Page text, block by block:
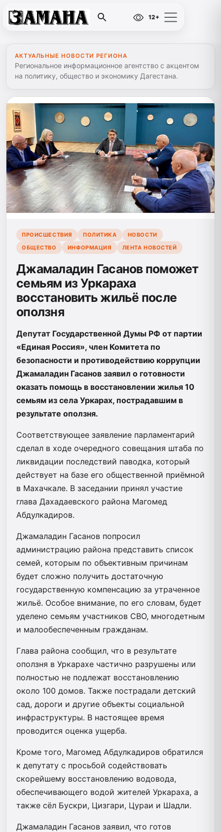
12+
АКТУАЛЬНЫЕ НОВОСТИ РЕГИОНА
Региональное информационное агентство с акцентом
на политику, общество и экономику Дагестана.
ПРОИСШЕСТВИЯ ПОЛИТИКА
НОВОСТИ
ОБЩЕСТВО
ИНФОРМАЦИЯ ЛЕНТА НОВОСТЕЙ
Джамаладин Гасанов поможет
семьям из Уркараха
восстановить жильё после
оползня
Депутат Государственной Думы РФ от партии
«Единая Россия», член Комитета по
безопасности и противодействию коррупции
Джамаладин Гасанов заявил о готовности
оказать помощь в восстановлении жилья 10
семьям из села Уркарах, пострадавшим в
результате оползня.
Соответствующее заявление парламентарий
сделал в ходе очередного совещания штаба по
ликвидации последствий паводка, который
действует на базе его общественной приёмной
в Махачкале. В заседании принял участие
глава Дахадаевского района Магомед
Абдулкадиров.
Джамаладин Гасанов попросил
администрацию района представить список
семей, которым по объективным причинам
будет сложно получить достаточную
государственную компенсацию за утраченное
жильё. Особое внимание, по его словам, будет
уделено семьям участников СВО, многодетным
и малообеспеченным гражданам.
Глава района сообщил, что в результате
оползня в Уркарахе частично разрушены или
полностью не подлежат восстановлению
около 100 домов. Также пострадали детский
сад, дороги и другие объекты социальной
инфраструктуры. В настоящее время
проводится оценка ущерба.
Кроме того, Магомед Абдулкадиров обратился
к депутату с просьбой содействовать
скорейшему восстановлению водовода,
обеспечивающего водой жителей Уркараха, а
также сёл Бускри, Цизгари, Цураи и Шадли.
Джамаладин Гасанов заявил, что готов